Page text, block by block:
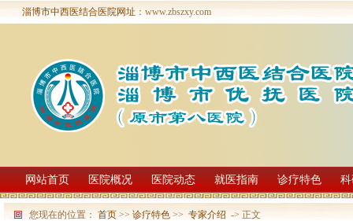
淄博市中西医结合医院网址 ：www.zbszxy.com
网站首页 医院概况 医院动态 就医指南 诊疗特色
您现在的位置： 首页 >> 诊疗特色 >> 专家介绍 -> 正文